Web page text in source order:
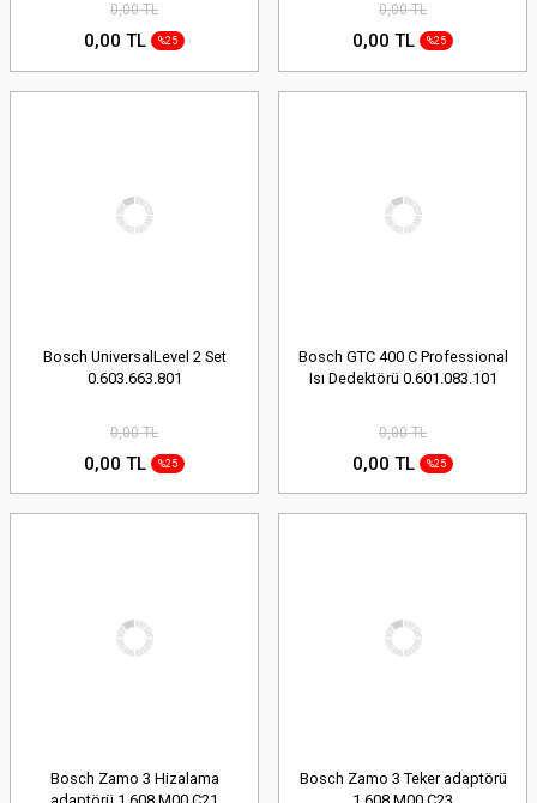
0,00 TL
0,00 TL %25
0,00 TL
0,00 TL %25
Bosch UniversalLevel 2 Set
0.603.663.801
0,00 TL
0,00 TL %25
Bosch GTC 400 C Professional
Isı Dedektörü 0.601.083.101
0,00 TL
0,00 TL %25
Bosch Zamo 3 Hizalama
Bosch Zamo 3 Teker adaptörü